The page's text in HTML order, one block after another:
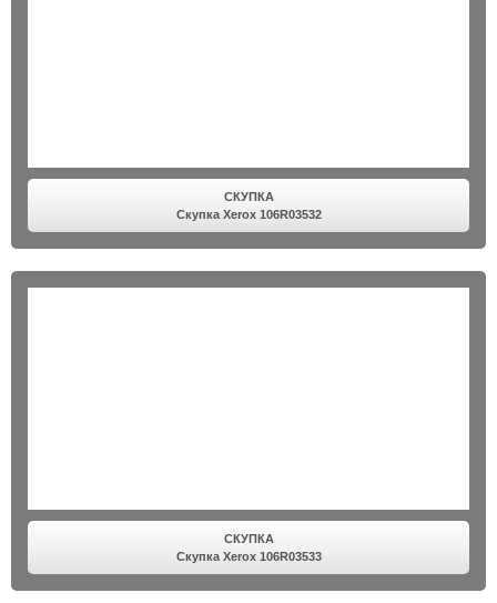
СКУПКА
Скупка Xerox 106R03532
СКУПКА
Скупка Xerox 106R03533